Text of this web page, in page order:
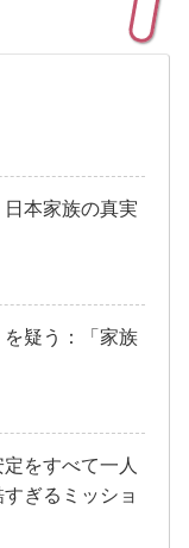
日本家族の真実
疑う：「家族
をすべて一人
ぎるミッショ